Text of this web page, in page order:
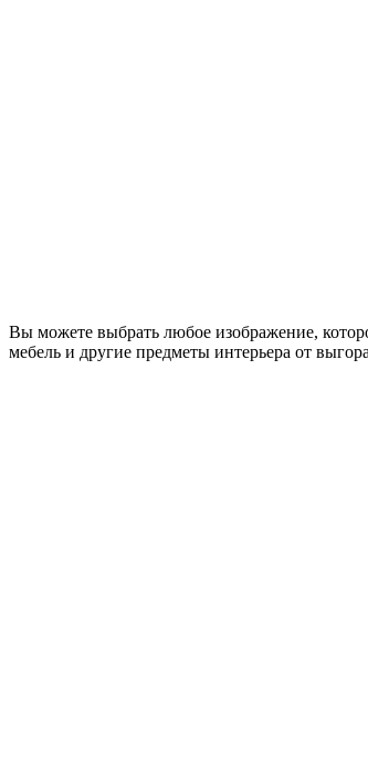
Вы можете выбрать любое изображение,
мебель и другие предметы интерьера от